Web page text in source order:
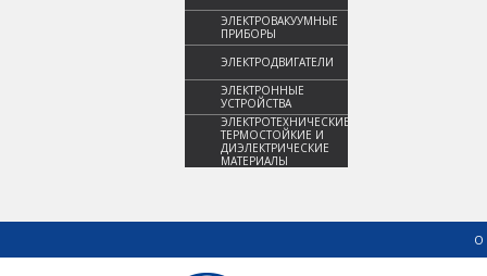
ЭЛЕКТРОВАКУУМНЫЕ
ПРИБОРЫ
ЭЛЕКТРОДВИГАТЕЛИ
ЭЛЕКТРОННЫЕ
УСТРОЙСТВА
ЭЛЕКТРОТЕХНИЧЕСКИЕ,
ТЕРМОСТОЙКИЕ И
ДИЭЛЕКТРИЧЕСКИЕ
МАТЕРИАЛЫ